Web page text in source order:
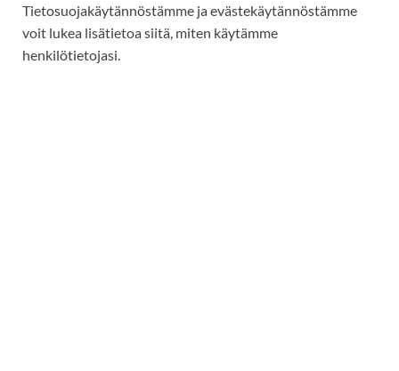
Tietosuojakäytännöstämme ja evästekäytännöstämme
voit lukea lisätietoa siitä, miten käytämme
henkilötietojasi.